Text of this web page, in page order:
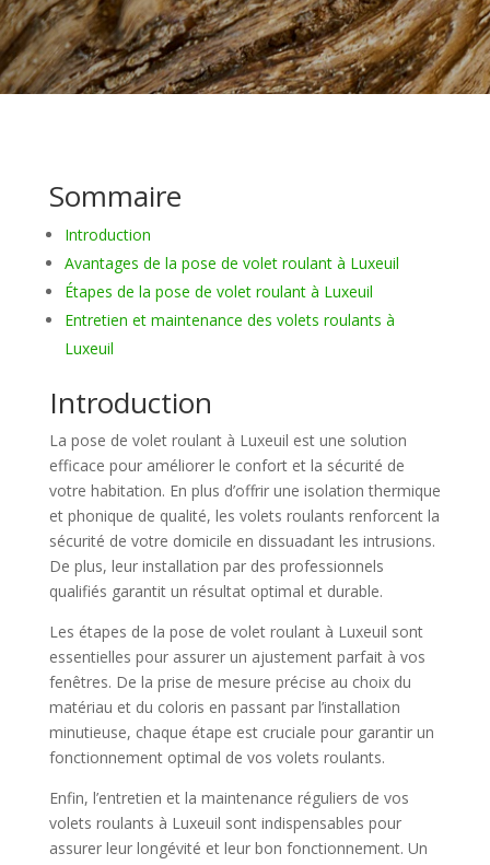
Sommaire
Introduction
Avantages de la pose de volet roulant à Luxeuil
Étapes de la pose de volet roulant à Luxeuil
Entretien et maintenance des volets roulants à
Luxeuil
Introduction
La pose de volet roulant à Luxeuil est une solution
efficace pour améliorer le confort et la sécurité de
votre habitation. En plus d’offrir une isolation thermique
et phonique de qualité, les volets roulants renforcent la
sécurité de votre domicile en dissuadant les intrusions.
De plus, leur installation par des professionnels
qualifiés garantit un résultat optimal et durable.
Les étapes de la pose de volet roulant à Luxeuil sont
essentielles pour assurer un ajustement parfait à vos
fenêtres. De la prise de mesure précise au choix du
matériau et du coloris en passant par l’installation
minutieuse, chaque étape est cruciale pour garantir un
fonctionnement optimal de vos volets roulants.
Enfin, l’entretien et la maintenance réguliers de vos
volets roulants à Luxeuil sont indispensables pour
assurer leur longévité et leur bon fonctionnement. Un